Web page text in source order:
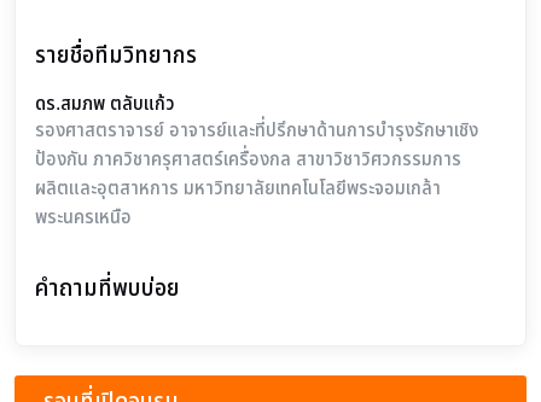
รายชื่อทีมวิทยากร
ดร.สมภพ ตลับแก้ว
รองศาสตราจารย์ อาจารย์และที่ปรึกษาด้านการบำรุงรักษาเชิง
ป้องกัน ภาควิชาครุศาสตร์เครื่องกล สาขาวิชาวิศวกรรมการ
ผลิตและอุตสาหการ มหาวิทยาลัยเทคโนโลยีพระจอมเกล้า
พระนครเหนือ
คำถามที่พบบ่อย